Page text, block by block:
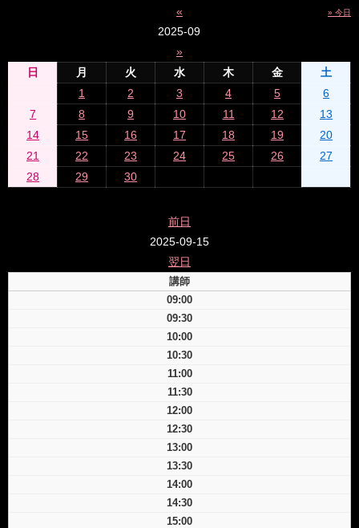
«
2025-09
»
» 今日
日 月 火 水 木 金
土
1
2 3 4 5
6
7
8 9 10 11 12
13
14
15 16 17 18 19
20
21
22 23 24 25 26
27
28
29 30
前日
2025-09-15
翌日
講師
09:00
09:30
10:00
10:30
11:00
11:30
12:00
12:30
13:00
13:30
14:00
14:30
15:00